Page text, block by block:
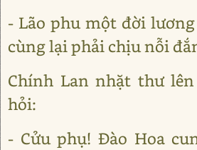
- Lão phu một đời
cùng lại phải chịu nỗi
Chính Lan nhặt thư
hỏi:
- Cửu phụ! Đào Hoa